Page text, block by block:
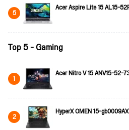
5 Acer Aspire Lite 15 AL15-
Top 5 - Gaming
1 Acer Nitro V 15 ANV15-52-
2 HyperX OMEN 15-gb0009AX